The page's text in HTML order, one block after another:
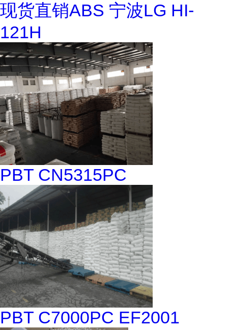
现货直销ABS 宁波LG HI-
121H
PBT CN5315PC
PBT C7000PC EF2001